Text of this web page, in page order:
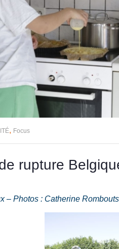
, Focus
rupture
– Photos : Catherine